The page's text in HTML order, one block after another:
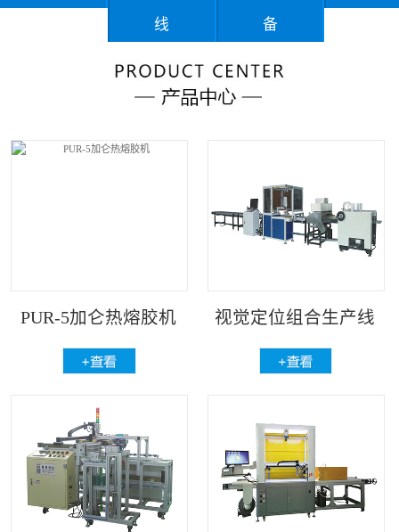
线
备
PUR-5加仑热熔胶机 视觉定位组合生产线